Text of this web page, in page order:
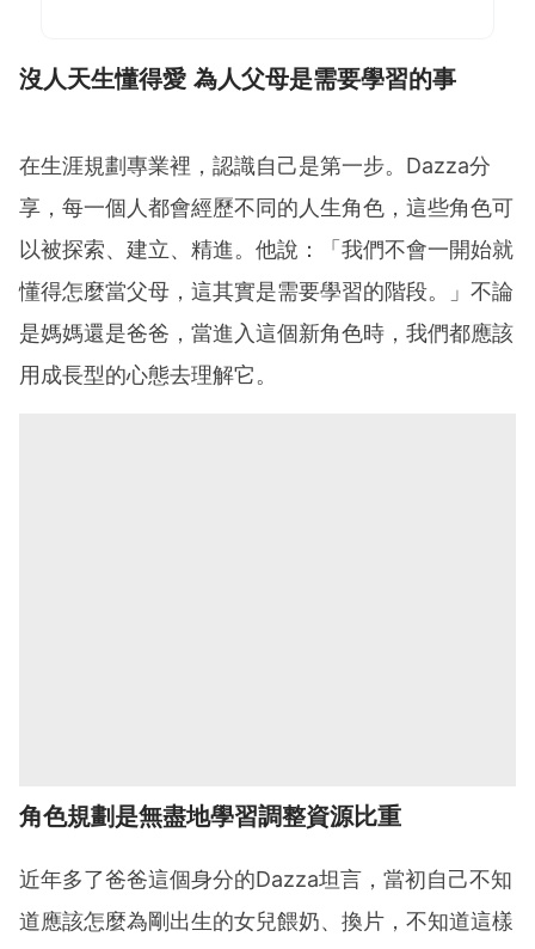
沒人天生懂得愛 為人父母是需要學習的事
在生涯規劃專業裡，認識自己是第一步。Dazza分
享，每一個人都會經歷不同的人生角色，這些角色可
以被探索、建立、精進。他說：「我們不會一開始就
懂得怎麼當父母，這其實是需要學習的階段。」不論
是媽媽還是爸爸，當進入這個新角色時，我們都應該
用成長型的心態去理解它。
角色規劃是無盡地學習調整資源比重
近年多了爸爸這個身分的Dazza坦言，當初自己不知
道應該怎麼為剛出生的女兒餵奶、換片，不知道這樣